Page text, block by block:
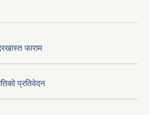
फाराम
प्रतिवेदन